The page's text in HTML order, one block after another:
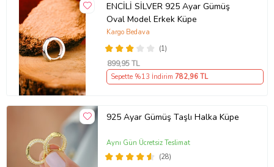
ENCİLİ SİLVER 925 Ayar Gümüş
Oval Model Erkek Küpe
(1)
Kargo Bedava
899,95 TL
Sepette %13 İndirim 782,96 TL
925 Ayar Gümüş Taşlı Halka Küpe
(28)
Aynı Gün Ücretsiz Teslimat